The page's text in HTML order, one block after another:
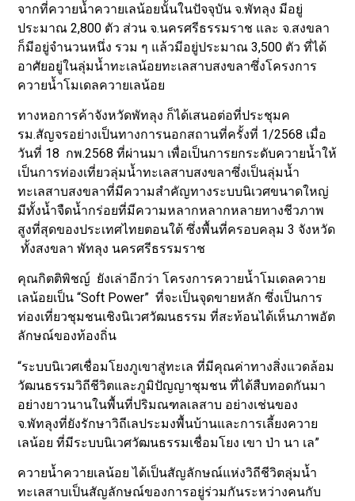
จากที่ควายน้ำควายเลน้อยนั้นในปัจจุบัน จ.พัทลุง มีอยู่
ประมาณ 2,800 ตัว ส่วน จ.นครศรีธรรมราช และ จ.สงขลา
ก็มีอยู่จำนวนหนึ่ง รวม ๆ แล้วมีอยู่ประมาณ 3,500 ตัว ที่ได้
อาศัยอยู่ในลุ่มน้ำทะเลน้อยทะเลสาบสงขลาซึ่งโครงการ
ควายน้ำโมเดลควายเลน้อย
ทางหอการค้าจังหวัดพัทลุง ก็ได้เสนอต่อที่ประชุมค
รม.สัญจรอย่างเป็นทางการนอกสถานที่ครั้งที่ 1/2568 เมื่อ
วันที่ 18 กพ.2568 ที่ผ่านมา เพื่อเป็นการยกระดับควายน้ำให้
เป็นการท่องเที่ยวลุ่มน้ำทะเลสาบสงขลาซึ่งเป็นลุ่มน้ำ
ทะเลสาบสงขลาที่มีความสำคัญทางระบบนิเวศขนาดใหญ่
มีทั้งน้ำจืดน้ำกร่อยที่มีความหลากหลากหลายทางชีวภาพ
สูงที่สุดของประเทศไทยตอนใต้ ซึ่งพื้นที่ครอบคลุม 3 จังหวัด
ทั้งสงขลา พัทลุง นครศรีธรรมราช
คุณกิตติพิชญ์ ยังเล่าอีกว่า โครงการควายน้ำโมเดลควาย
เลน้อยเป็น “Soft Power” ที่จะเป็นจุดขายหลัก ซึ่งเป็นการ
ท่องเที่ยวชุมชนเชิงนิเวศวัฒนธรรม ที่สะท้อนได้เห็นภาพอัต
ลักษณ์ของท้องถิ่น
“ระบบนิเวศเชื่อมโยงภูเขาสู่ทะเล ที่มีคุณค่าทางสิ่งแวดล้อม
วัฒนธรรมวิถีชีวิตและภูมิปัญญาชุมชน ที่ได้สืบทอดกันมา
อย่างยาวนานในพื้นที่ปริมณฑลเลสาบ อย่างเช่นของ
จ.พัทลุงที่ยังรักษาวิถีเลประมงพื้นบ้านและการเลี้ยงควาย
เลน้อย ที่มีระบบนิเวศวัฒนธรรมเชื่อมโยง เขา ป่า นา เล”
ควายน้ำควายเลน้อย ได้เป็นสัญลักษณ์แห่งวิถีชีวิตลุ่มน้ำ
ทะเลสาบเป็นสัญลักษณ์ของการอยู่ร่วมกันระหว่างคนกับ